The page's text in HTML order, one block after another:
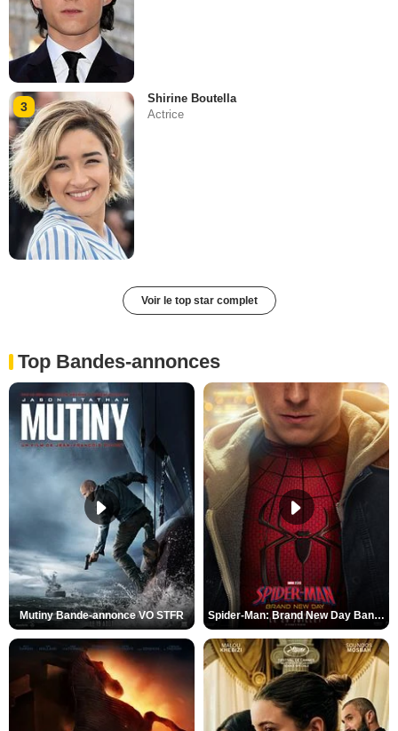
3
Shirine Boutella
Actrice
Voir le top star complet
Top Bandes-annonces
Mutiny Bande-annonce VO STFR Spider-Man: Brand New Day Bande-annonce VO STFR